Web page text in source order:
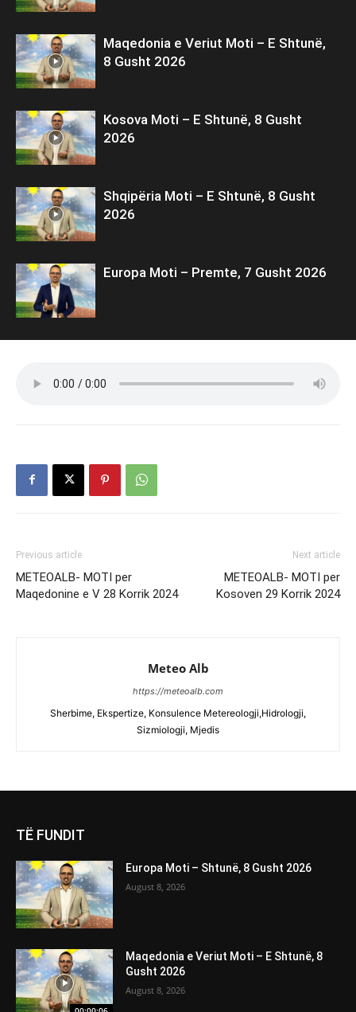
Maqedonia e Veriut Moti – E Shtunë,
8 Gusht 2026
Kosova Moti – E Shtunë, 8 Gusht
2026
Shqipëria Moti – E Shtunë, 8 Gusht
2026
Europa Moti – Premte, 7 Gusht 2026
Previous article
METEOALB- MOTI per
Maqedonine e V 28 Korrik 2024
Next article
METEOALB- MOTI per
Kosoven 29 Korrik 2024
Meteo Alb
https://meteoalb.com
Sherbime, Ekspertize, Konsulence Metereologji,Hidrologji,
Sizmiologji, Mjedis
TË FUNDIT
Europa Moti – Shtunë, 8 Gusht 2026
August 8, 2026
Maqedonia e Veriut Moti – E Shtunë, 8
Gusht 2026
August 8, 2026